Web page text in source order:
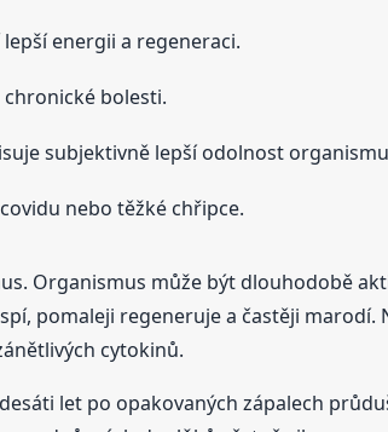
energii a regeneraci.
bolesti.
subjektivně lepší odolnost
nebo těžké chřipce.
Organismus může být dlouhodobě
pomaleji regeneruje a častěji
cytokinů.
let po opakovaných zápalech